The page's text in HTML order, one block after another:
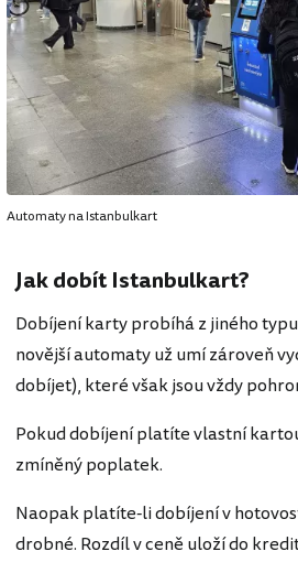
Automaty na Istanbulkart
Jak dobít Istanbulkart?
Dobíjení karty probíhá z jiného
novější automaty už umí zároveň
dobíjet), které však jsou vždy
Pokud dobíjení platíte vlastní
zmíněný poplatek.
Naopak platíte-li dobíjení v
drobné. Rozdíl v ceně uloží do